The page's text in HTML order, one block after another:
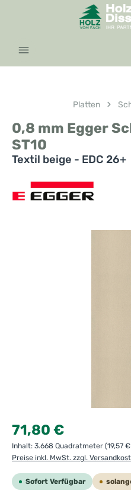
Zum Hauptinhalt springen
Platten
0,8 mm Egger
ST10
Textil beige - EDC 26+
Regulärer Preis:
71,80 €
Inhalt: 3.668 Quadratmeter (19,57
Preise inkl. MwSt. zzgl.
Sofort Verfügbar